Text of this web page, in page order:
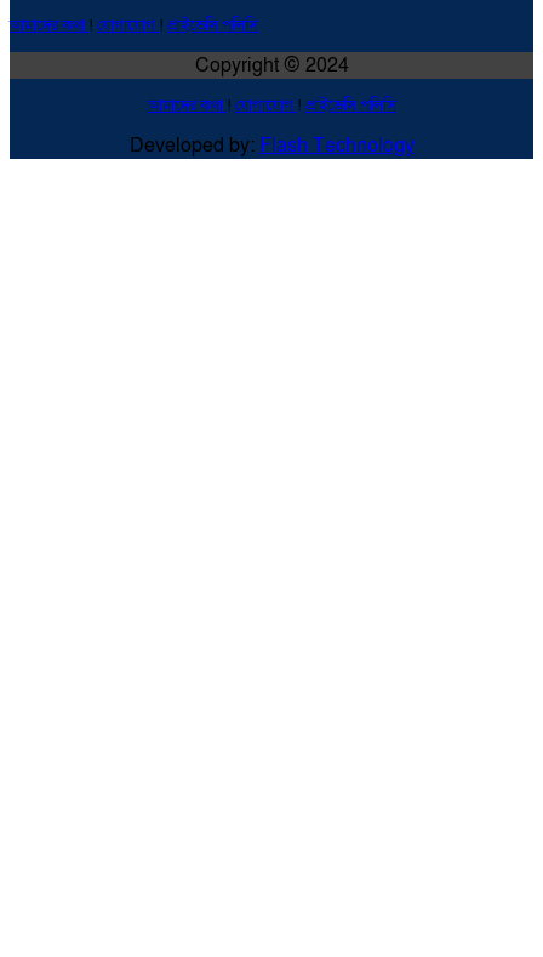
আমাদের কথা! যোগাযোগ ! প্রাইভেসি পলিসি
Copyright © 2024
আমাদের কথা! যোগাযোগ ! প্রাইভেসি পলিসি
Developed by: Flash Technology